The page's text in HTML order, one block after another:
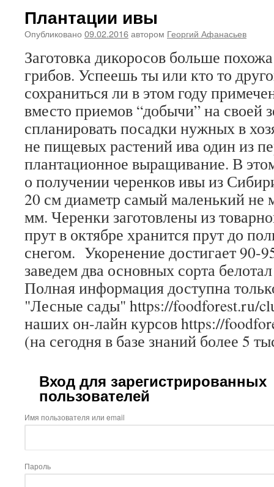
Плантации ивы
Опубликовано 09.02.2016автором Георгий Афанасьев
Заготовка дикоросов больше
грибов. Успеешь ты или кто то
сохраниться ли в этом году
вместо приемов “добычи” на своей
спланировать посадки нужных в
не пищевых растений ива один из
плантационное выращивание. В
о получении черенков ивы из
20 см диаметр самый маленький не
мм. Черенки заготовлены из
прут в октябре хранится прут до
снегом. Укоренение достигает 90-
заведем два основных сорта
Полная информация доступна
"Лесные сады" https://foodforest.ru/
наших он-лайн курсов https://
(на сегодня в базе знаний более 5
Вход для зарегистрированных
пользователей
Имя пользователя или email
Пароль